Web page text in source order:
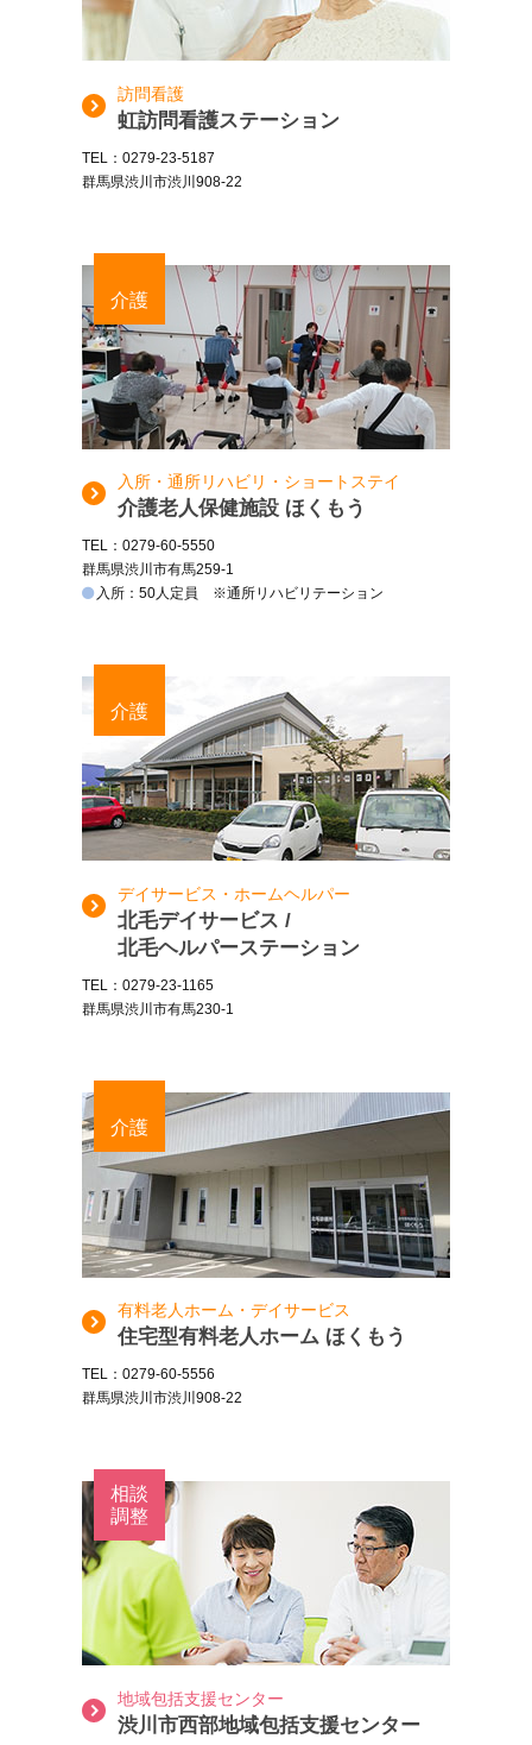
訪問看護
虹訪問看護ステーション
TEL：0279-23-5187
群馬県渋川市渋川908-22
介護
入所・通所リハビリ・ショートステイ
介護老人保健施設 ほくもう
TEL：0279-60-5550
群馬県渋川市有馬259-1
入所：50人定員 ※通所リハビリテーション
介護
デイサービス・ホームヘルパー
北毛デイサービス /
北毛ヘルパーステーション
TEL：0279-23-1165
群馬県渋川市有馬230-1
介護
有料老人ホーム・デイサービス
住宅型有料老人ホーム ほくもう
TEL：0279-60-5556
群馬県渋川市渋川908-22
相談
調整
地域包括支援センター
渋川市西部地域包括支援センター